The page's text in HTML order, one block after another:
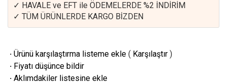
✓ HAVALE ve EFT ile ÖDEMELERDE %2 İNDİRİM
✓ TÜM ÜRÜNLERDE KARGO BİZDEN
· Ürünü karşılaştırma listeme ekle( Karşılaştır)
· Fiyatı düşünce bildir
· Aklımdakiler listesine ekle